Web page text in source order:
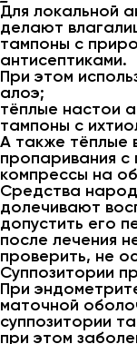
Для локальной
делают
тампоны с
антисептиками.
При этом
алоэ;
тёплые настои
тампоны с
А также тёплые
пропаривания
компрессы на
Средства
долечивают
допустить его
после лечения
проверить, не
Суппозитории
При
маточной
суппозитории
при этом